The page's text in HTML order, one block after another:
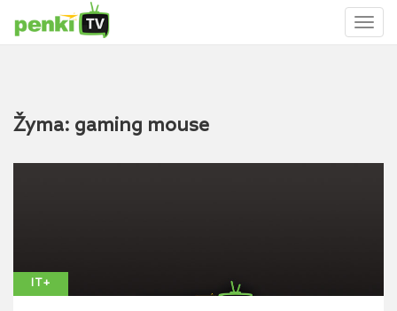
Žyma: gaming mouse
IT+